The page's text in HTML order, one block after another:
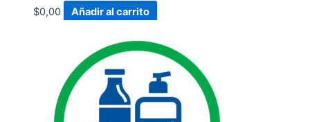
$0,00 Añadir al carrito